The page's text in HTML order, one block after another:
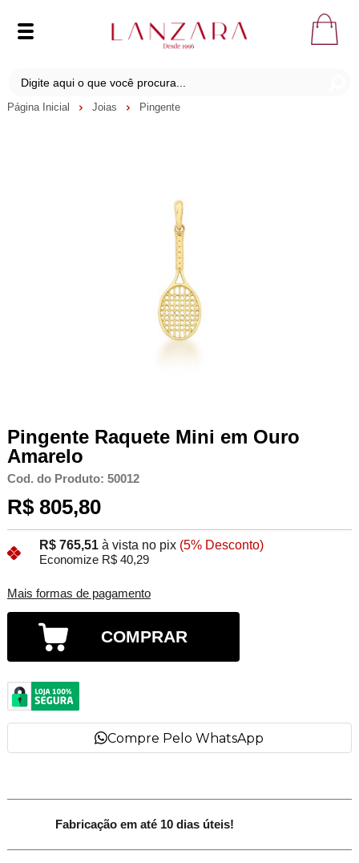
Página Inicial Joias Pingente
Pingente Raquete Mini em Ouro
Amarelo
Cod. do Produto: 50012
R$ 805,80
R$ 765,51 à vista no pix (5% Desconto)
Economize R$ 40,29
Mais formas de pagamento
COMPRAR
Compre Pelo WhatsApp
Fabricação em até 10 dias úteis!